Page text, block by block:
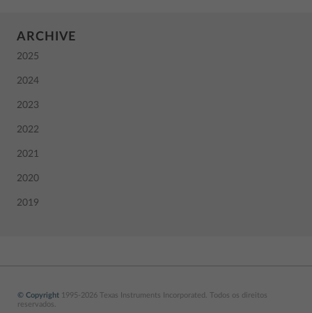
ARCHIVE
2025
2024
2023
2022
2021
2020
2019
© Copyright 1995-2026 Texas Instruments Incorporated. Todos os direitos
reservados.